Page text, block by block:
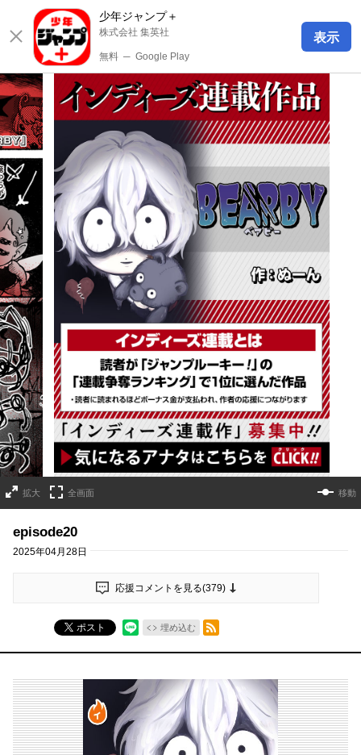
少年ジャンプ＋
株式会社 集英社
無料 ─ Google Play
表示
詳細ページへのリンク
拡大 全画面 移動
episode20
2025年04月28日
応援コメントを見る(379)
ポスト 埋め込む
RSSフィード